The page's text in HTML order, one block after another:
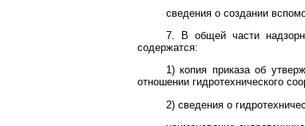
сведения о создании
7. В общей части
содержатся:
1) копия приказа об
отношении гидротехнического
2) сведения о